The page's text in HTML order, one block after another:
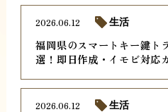
福岡県のスマートキー鍵ト
選！即日作成・イモビ対応
2026.06.12 生活
2026.06.12 生活